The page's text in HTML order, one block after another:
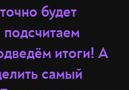
будет
итоги! А
самый